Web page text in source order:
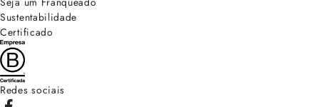
Sustentabilidade
Certificado
Redes sociais